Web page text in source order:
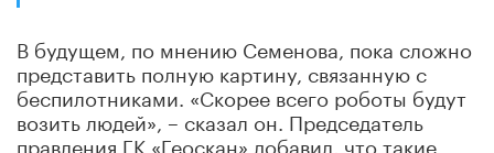
В будущем, по мнению Семенова, пока сложно
представить полную картину, связанную с
беспилотниками. «Скорее всего роботы будут
возить людей», – сказал он. Председатель
правления ГК «Геоскан» добавил, что такие